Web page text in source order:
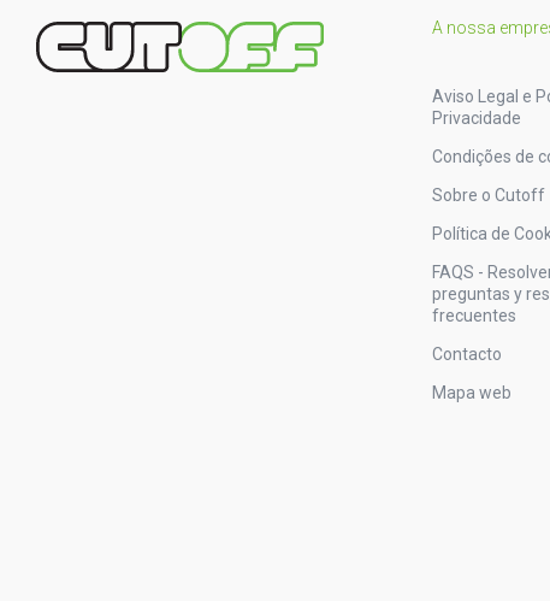
A nossa
Aviso Legal e
Privacidade
Condições de
Sobre o Cutoff
Política de
FAQS -
preguntas y
frecuentes
Contacto
Mapa web